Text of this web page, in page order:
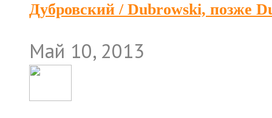
Дубровский / Dubrowski, позже
Май 10, 2013